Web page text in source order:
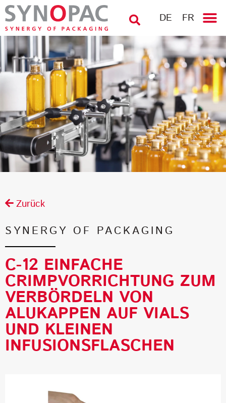
DE FR
Zurück
SYNERGY OF PACKAGING
C-12 EINFACHE
CRIMPVORRICHTUNG ZUM
VERBÖRDELN VON
ALUKAPPEN AUF VIALS
UND KLEINEN
INFUSIONSFLASCHEN